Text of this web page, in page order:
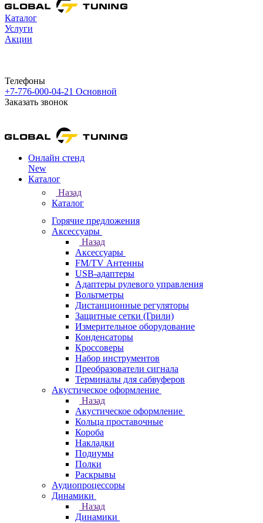
Каталог
Услуги
Акции
Телефоны
+7-776-000-04-21 Основной
Заказать звонок
Онлайн стенд
New
Каталог
Назад
Каталог
Горячие предложения
Аксессуары
Назад
Аксессуары
FM/TV Антенны
USB-адаптеры
Адаптеры рулевого управления
Вольтметры
Дистанционные регуляторы
Защитные сетки (Грили)
Измерительное оборудование
Конденсаторы
Кроссоверы
Набор инструментов
Преобразователи сигнала
Терминалы для сабвуферов
Акустическое оформление
Назад
Акустическое оформление
Кольца проставочные
Короба
Накладки
Подиумы
Полки
Раскрывы
Аудиопроцессоры
Динамики
Назад
Динамики